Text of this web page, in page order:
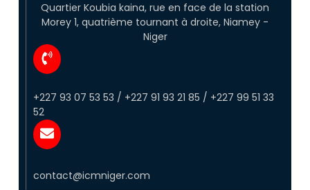
Quartier Koubia kaina, rue en face de la station
Morey 1, quatrième tournant à droite, Niamey -
Niger
+227 93 07 53 53 / +227 91 93 21 85 / +227 99 51 33
52
contact@icmniger.com